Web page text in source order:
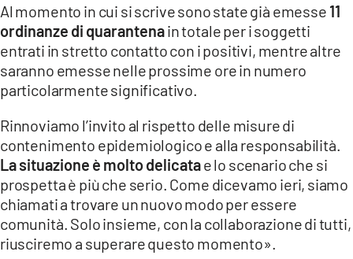
ILREGGINO.IT
COSENZACHANNEL.IT
ILVIBONESE.IT
LACAPITALENEWS.IT
App
ANDROID
APPLE
Al momento in cui si scrive sono state già emesse 11
ordinanze di quarantenain totale per i soggetti
entrati in stretto contatto con i positivi, mentre altre
saranno emesse nelle prossime ore in numero
particolarmente significativo.
Rinnoviamo l’invito al rispetto delle misure di
contenimento epidemiologico e alla responsabilità.
La situazione è molto delicatae lo scenario che si
prospetta è più che serio. Come dicevamo ieri, siamo
chiamati a trovare un nuovo modo per essere
comunità. Solo insieme, con la collaborazione di tutti,
riusciremo a superare questo momento».